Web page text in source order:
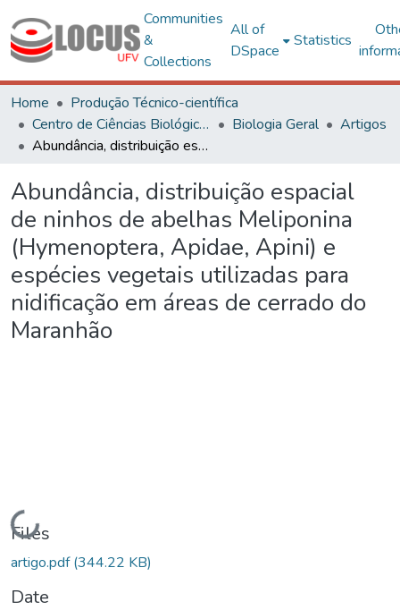
Communities
&
Collections
All of
DSpace
Statistics
Home
Produção Técnico-científica
Centro de Ciências Biológicas e da Saúde
Biologia Geral
Artigos
Abundância, distribuição espacial de ninhos de abelhas Meliponina (Hymenoptera, Apidae, Apini) e espécies vegetais utilizadas para nidificação em áreas de cerrado do Maranhão
Abundância, distribuição espacial
de ninhos de abelhas Meliponina
(Hymenoptera, Apidae, Apini) e
espécies vegetais utilizadas para
nidificação em áreas de cerrado do
Maranhão
Loading...
Files
artigo.pdf(344.22 KB)
Date